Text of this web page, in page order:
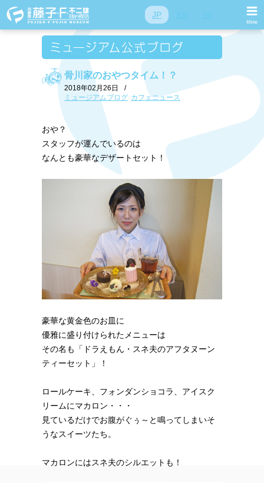
JP
骨川家のおやつタイム！？
2018年02月26日
/
ミュージアムブログ カフェニュース
おや？
スタッフが運んでいるのは
なんとも豪華なデザートセット！
豪華な黄金色のお皿に
優雅に盛り付けられたメニューは
その名も「ドラえもん・スネ夫のアフタヌーン
ティーセット」！
ロールケーキ、フォンダンショコラ、アイスク
リームにマカロン・・・
見ているだけでお腹がぐぅ～と鳴ってしまいそ
うなスイーツたち。
マカロンにはスネ夫のシルエットも！